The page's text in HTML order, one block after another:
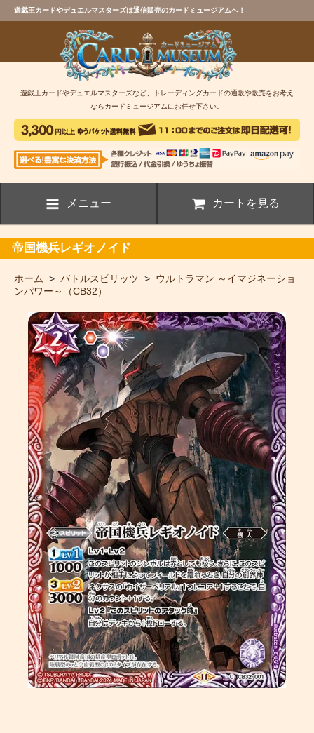
遊戯王カードやデュエルマスターズは通信販売のカードミュージアムへ！
遊戯王カードやデュエルマスターズなど、トレーディングカードの通販や販売をお考え
ならカードミュージアムにお任せ下さい。
メニュー カートを見る
帝国機兵レギオノイド
ホーム > バトルスピリッツ > ウルトラマン ～イマジネーショ
ンパワー～（CB32）